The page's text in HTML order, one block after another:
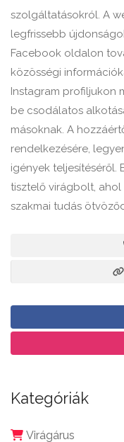
szolgáltatásokról. A
legfrissebb
Facebook oldalon
közösségi
Instagram profiljukon
be csodálatos
másoknak. A
rendelkezésére,
igények teljesítéséről.
tisztelő virágbolt, ahol
szakmai tudás
Kategóriák
Virágárus